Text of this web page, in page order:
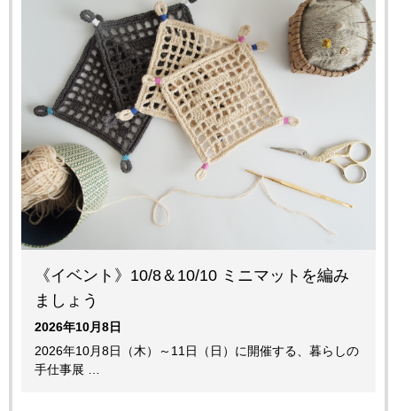
《イベント》10/8＆10/10 ミニマットを編み
ましょう
2026年10月8日
2026年10月8日（木）～11日（日）に開催する、暮らしの
手仕事展 …